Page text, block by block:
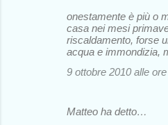
onestamente è più o
casa nei mesi
riscaldamento, forse
acqua e immondizia,
9 ottobre 2010 alle
Matteo ha detto…